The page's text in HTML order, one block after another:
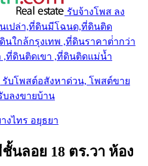
รับจ้างโพส ลง
เปล่า,ที่ดินมีโฉนด,ที่ดินติด
นใกล้กรุงเทพ ,ที่ดินราคาต่ํากว่า
,ที่ดินติดเขา ,ที่ดินติดแม่น้ำ
บโพสต์อสังหาด่วน, โพสต์ขาย
ลงขายบ้าน
งไทร อยุธยา
นลอย 18 ตร.วา ห้อง